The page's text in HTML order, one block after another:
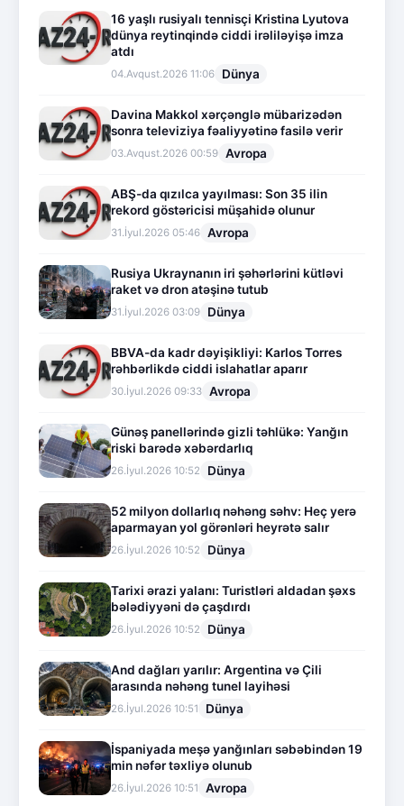
16 yaşlı rusiyalı tennisçi Kristina Lyutova
dünya reytinqində ciddi irəliləyişə imza
atdı
04.Avqust.2026 11:06 Dünya
Davina Makkol xərçənglə mübarizədən
sonra televiziya fəaliyyətinə fasilə verir
03.Avqust.2026 00:59 Avropa
ABŞ-da qızılca yayılması: Son 35 ilin
rekord göstəricisi müşahidə olunur
31.İyul.2026 05:46 Avropa
Rusiya Ukraynanın iri şəhərlərini kütləvi
raket və dron atəşinə tutub
31.İyul.2026 03:09 Dünya
BBVA-da kadr dəyişikliyi: Karlos Torres
rəhbərlikdə ciddi islahatlar aparır
30.İyul.2026 09:33 Avropa
Günəş panellərində gizli təhlükə: Yanğın
riski barədə xəbərdarlıq
26.İyul.2026 10:52 Dünya
52 milyon dollarlıq nəhəng səhv: Heç yerə
aparmayan yol görənləri heyrətə salır
26.İyul.2026 10:52 Dünya
Tarixi ərazi yalanı: Turistləri aldadan şəxs
bələdiyyəni də çaşdırdı
26.İyul.2026 10:52 Dünya
And dağları yarılır: Argentina və Çili
arasında nəhəng tunel layihəsi
26.İyul.2026 10:51 Dünya
İspaniyada meşə yanğınları səbəbindən 19
min nəfər təxliyə olunub
26.İyul.2026 10:51 Avropa